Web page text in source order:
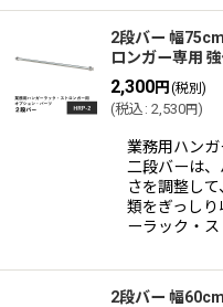
2段バー 幅
ロンガー専用
2,300円 (税別)
(税込 : 2,530円)
業務用ハン
二段バーは
さを調整し
類をぎっし
ーラック・ス
2段バー 幅